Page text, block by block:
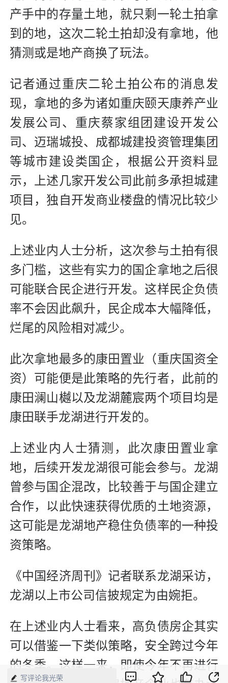
产手中的存量土地，就只剩一轮土拍拿
到的地，这次二轮土拍却没有拿地，他
猜测或是地产商换了玩法。
记者通过重庆二轮土拍公布的消息发
现，拿地的多为诸如重庆颐天康养产业
发展公司、重庆蔡家组团建设开发公
司、迈瑞城投、成都城建投资管理集团
等城市建设类国企，根据公开资料显
示，上述几家开发公司此前多承担城建
项目，独自开发商业楼盘的情况比较少
见。
上述业内人士分析，这次参与土拍有很
多门槛，这些有实力的国企拿地之后很
可能联合民企进行开发。这样民企负债
率不会因此飙升，民企成本大幅降低，
烂尾的风险相对减少。
此次拿地最多的康田置业（重庆国资全
资）可能便是此策略的先行者，此前的
康田澜山樾以及龙湖麓宸两个项目均是
康田联手龙湖进行开发的。
上述业内人士猜测，此次康田置业拿
地，后续开发龙湖很可能会参与。龙湖
曾参与国企混改，比较善于与国企建立
合作，以此快速获得优质的土地资源，
这可能是龙湖地产稳住负债率的一种投
资策略。
《中国经济周刊》记者联系龙湖采访，
龙湖以上市公司信披规定为由婉拒。
在上述业内人士看来，高负债房企其实
可以借鉴一下类似策略，安全跨过今年
的冬季。这样一来，即使今年不再进行
写评论我光荣